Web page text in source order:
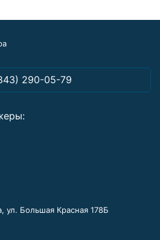
290-05-79
ул. Большая Красная 178Б